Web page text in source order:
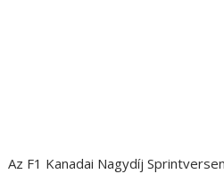
Az F1 Kanadai Nagydíj